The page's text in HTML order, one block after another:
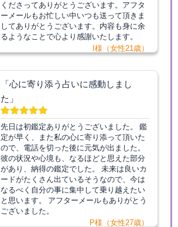
くださってありがとうございます。アフタ
ーメールもお忙しい中いつも送って頂きま
してありがとうございます。内容も身に余
るようなことで心より感謝いたします。
I様（女性21歳）
「心に寄り添う占いに感動しまし
た」
先日は初鑑定ありがとうございました。 鑑
定が早く、また私の心に寄り添って頂いた
ので、電話を切った後に元気が出ました。
彼の状況や心境も、なるほどと思えた部分
があり、納得の鑑定でした。 未来は良いカ
ードがたくさん出ているそうなので、今は
なるべく自分の事に集中して乗り越えたい
と思います。 アフターメールもありがとう
ございました。
P様（女性27歳）